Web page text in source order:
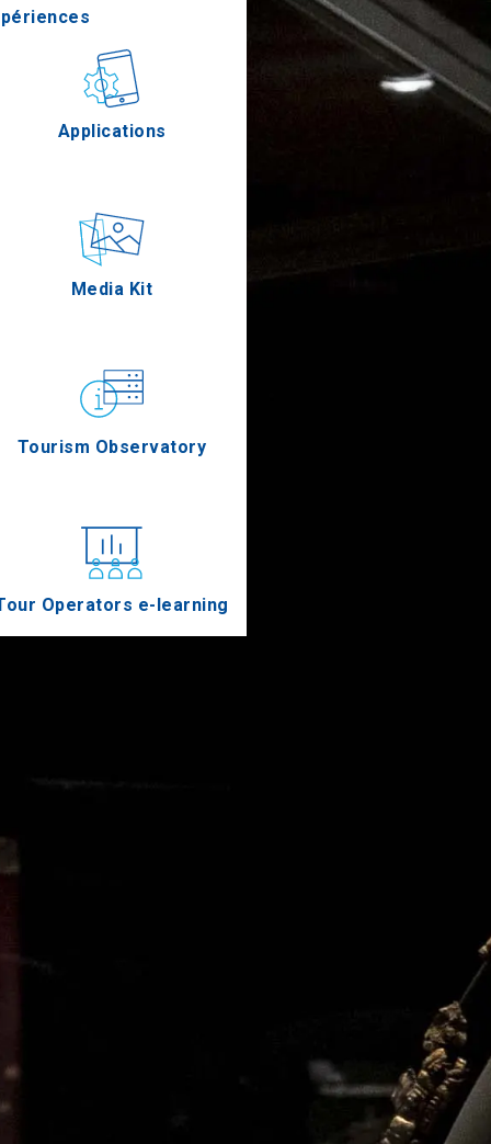
Applications
Media Kit
Tourism Observatory
Operators e-learning